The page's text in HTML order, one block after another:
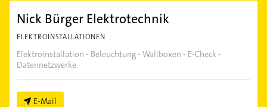
Nick Bürger Elektrotechnik
ELEKTROINSTALLATIONEN
Elektroinstallation - Beleuchtung - Wallboxen - E-Check -
Datennetzwerke
E-Mail